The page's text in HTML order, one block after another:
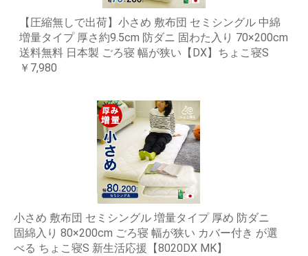
【圧縮無しで出荷】小さめ 敷布団 セミシングル 中綿
増量タイプ 厚さ約9.5cm 防ダニ 固わた入り 70×200cm
送料無料 日本製 ごろ寝 幅が狭い【DX】ちょこ寝S
￥7,980
小さめ 敷布団 セミシングル 増量タイプ 厚め 防ダニ
固綿入り 80×200cm ごろ寝 幅が狭い カバー付き が選
べる ちょこ寝S 新生活応援【8020DX MK】